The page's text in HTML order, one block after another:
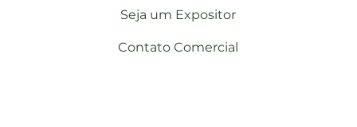
Seja um Expositor
Contato Comercial